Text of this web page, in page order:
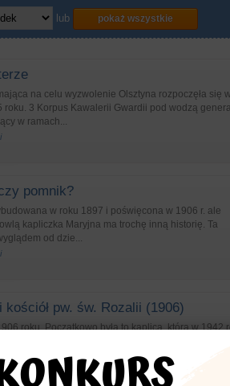
lub pokaż wszystkie
na celu wyzwolenie Olsztyna rozpoczęła się w
roku. 3 Korpus Kawalerii Gwardii pod wodzą
w ramach...
pomnik?
w roku 1897 i poświęcona w 1906 r. ale
kapliczka Maryjna ma trochę inną historię. Ta
od dzie...
kościół pw. św. Rozalii (1906)
roku. Początkowo była to kaplica, która w 1942
to przyznano jej stałego kapłana. Od 19...